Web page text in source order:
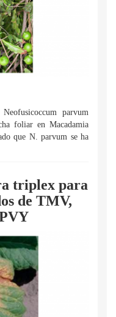
parvum
foliar en Macadamia
que N. parvum se ha
triplex para
de TMV,